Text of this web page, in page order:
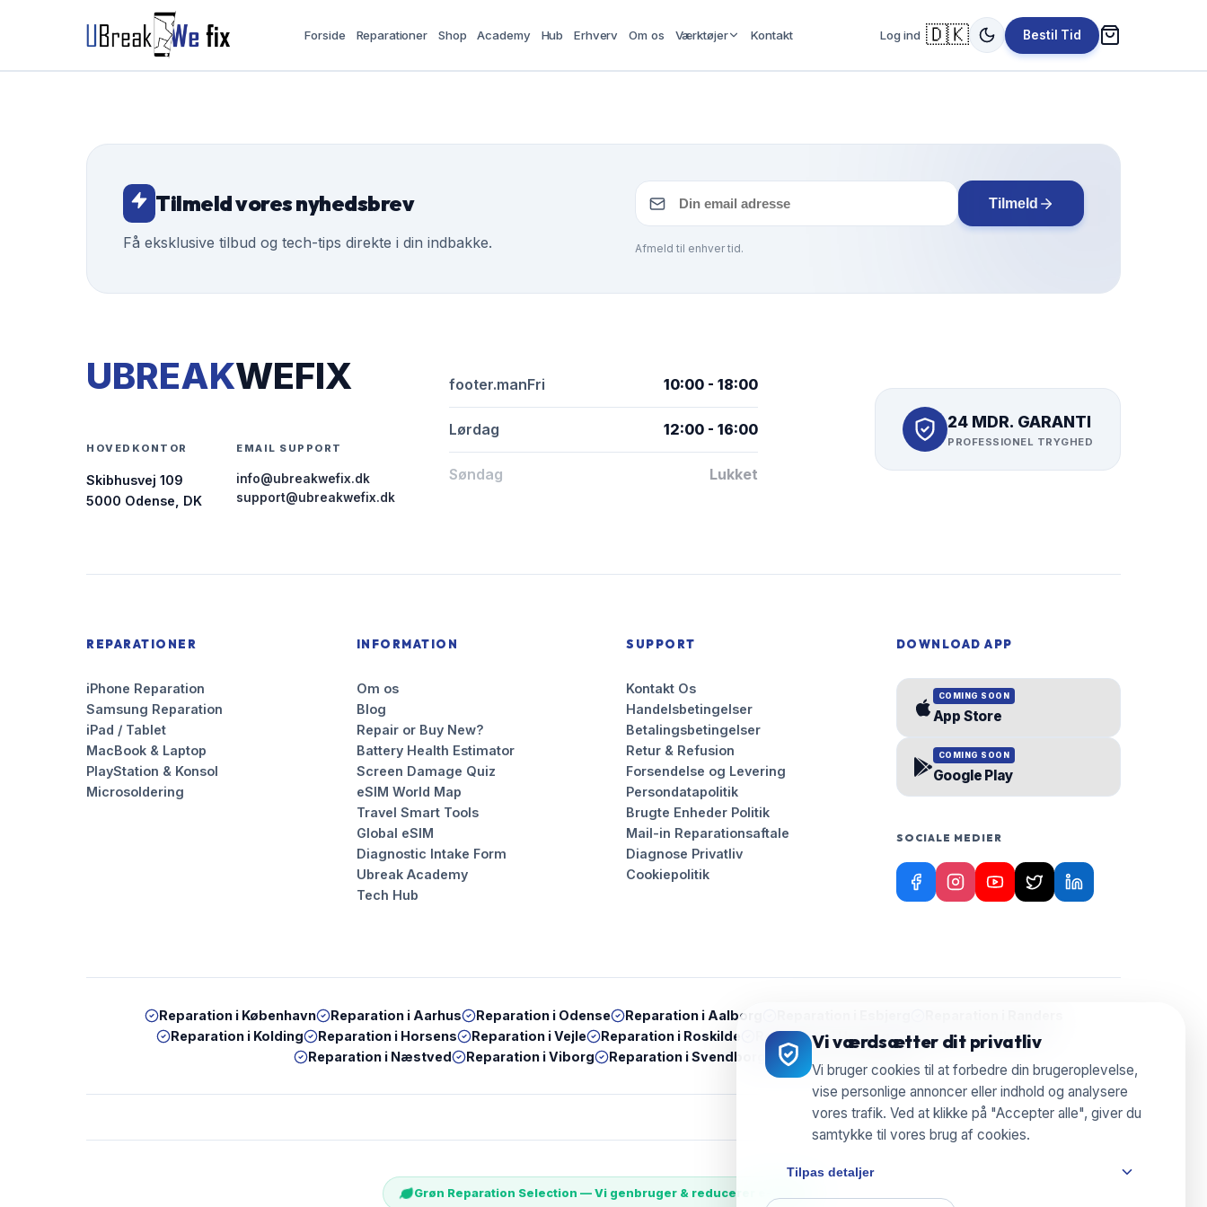
Forside Reparationer Shop Academy Hub Erhverv Om os Værktøjer Kontakt Log ind 🇩🇰 Bestil Tid
Vi værdsætter dit privatliv
Vi bruger cookies til at forbedre din brugeroplevelse,
vise personlige annoncer eller indhold og analysere
vores trafik. Ved at klikke på "Accepter alle", giver du
samtykke til vores brug af cookies.
Tilpas detaljer
Tilmeld vores nyhedsbrev
Få eksklusive tilbud og tech-tips direkte i din indbakke.
Tilmeld
Afmeld til enhver tid.
UBREAKWEFIX
HOVEDKONTOR
Skibhusvej 109
5000 Odense, DK
EMAIL SUPPORT
info@ubreakwefix.dk
support@ubreakwefix.dk
footer.manFri 10:00 - 18:00
Lørdag 12:00 - 16:00
Søndag Lukket
24 MDR. GARANTI
PROFESSIONEL TRYGHED
REPARATIONER
iPhone Reparation
Samsung Reparation
iPad / Tablet
MacBook & Laptop
PlayStation & Konsol
Microsoldering
INFORMATION
Om os
Blog
Repair or Buy New?
Battery Health Estimator
Screen Damage Quiz
eSIM World Map
Travel Smart Tools
Global eSIM
Diagnostic Intake Form
Ubreak Academy
Tech Hub
SUPPORT
Kontakt Os
Handelsbetingelser
Betalingsbetingelser
Retur & Refusion
Forsendelse og Levering
Persondatapolitik
Brugte Enheder Politik
Mail-in Reparationsaftale
Diagnose Privatliv
Cookiepolitik
DOWNLOAD APP
COMING SOON
App Store
COMING SOON
Google Play
SOCIALE MEDIER
Reparation i København Reparation i Aarhus Reparation i Odense Reparation i Aalborg
Reparation i Kolding Reparation i Horsens Reparation iVejle Reparation i Roskilde Reparation i Herning Reparation iSilkeborg
Reparation i Næstved Reparation iViborg Reparation iSvendborg Reparation i
Grøn Reparation Selection — Vi genbruger & reducerer e-waste